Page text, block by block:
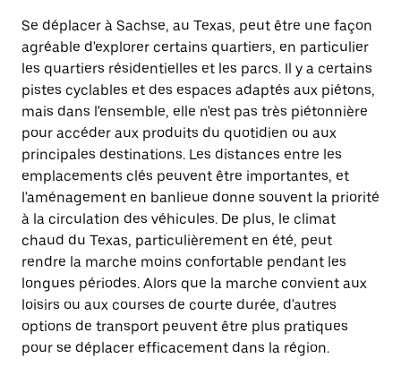
Se déplacer à Sachse, au Texas, peut être une façon
agréable d'explorer certains quartiers, en particulier
les quartiers résidentielles et les parcs. Il y a certains
pistes cyclables et des espaces adaptés aux piétons,
mais dans l'ensemble, elle n'est pas très piétonnière
pour accéder aux produits du quotidien ou aux
principales destinations. Les distances entre les
emplacements clés peuvent être importantes, et
l'aménagement en banlieue donne souvent la priorité
à la circulation des véhicules. De plus, le climat
chaud du Texas, particulièrement en été, peut
rendre la marche moins confortable pendant les
longues périodes. Alors que la marche convient aux
loisirs ou aux courses de courte durée, d'autres
options de transport peuvent être plus pratiques
pour se déplacer efficacement dans la région.